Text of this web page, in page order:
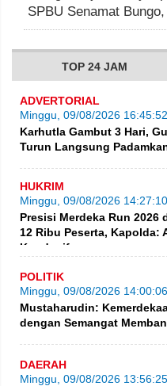
SPBU Senamat
TOP 24 JAM
ADVERTORIAL
Minggu, 09/08/2026 16:45:52
Karhutla Gambut 3 Hari,
Turun Langsung
HUKRIM
Minggu, 09/08/2026 14:27:10
Presisi Merdeka Run 2026
12 Ribu Peserta, Kapolda:
Kondusif
POLITIK
Minggu, 09/08/2026 14:00:06
Mustaharudin:
dengan Semangat
DAERAH
Minggu, 09/08/2026 13:56:25